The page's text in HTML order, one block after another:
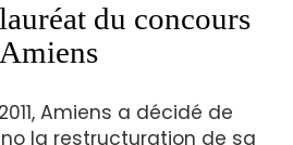
du concours
Amiens a décidé de
la restructuration de sa